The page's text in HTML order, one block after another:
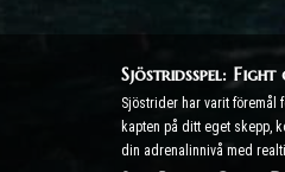
Sjöstridsspel: Fight
Sjöstrider har varit föremål
kapten på ditt eget skepp,
din adrenalinnivå med